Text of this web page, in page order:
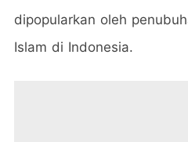
dipopularkan oleh
Islam di Indonesia.